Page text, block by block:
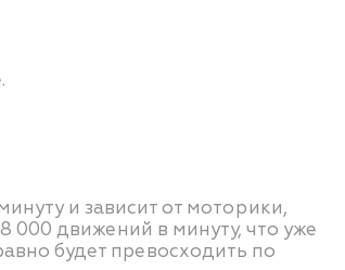
и зависит от моторики,
000 движений в минуту, что уже
будет превосходить по